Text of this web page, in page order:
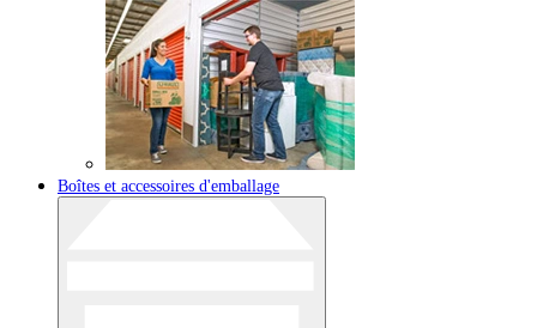
Boîtes et accessoires d'emballage